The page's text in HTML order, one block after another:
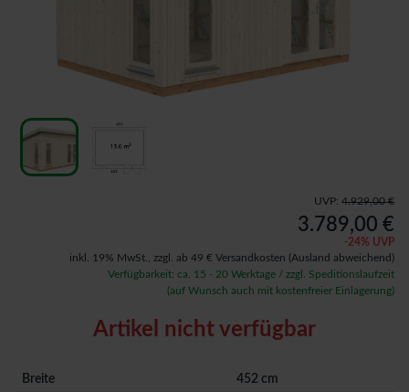
UVP: 4.929,00 €
3.789,00 €
-24% UVP
inkl. 19% MwSt., zzgl. ab 49 € Versandkosten (Ausland abweichend)
Verfügbarkeit: ca. 15 - 20 Werktage / zzgl. Speditionslaufzeit
(auf Wunsch auch mit kostenfreier Einlagerung)
Artikel nicht verfügbar
Breite
452 cm